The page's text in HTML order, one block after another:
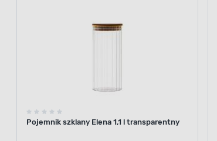
Pojemnik szklany Elena 1,1 l transparentny